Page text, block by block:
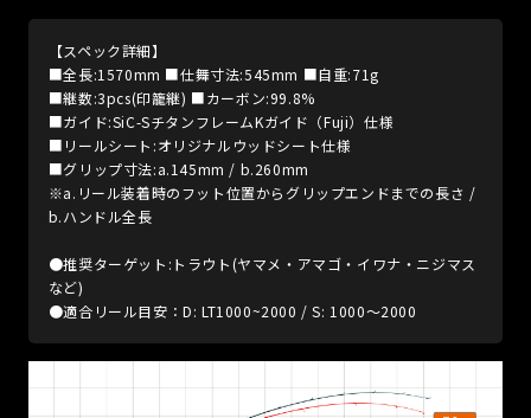
【スペック詳細】
■全長:1570mm ■仕舞寸法:545mm ■自重:71g
■継数:3pcs(印籠継) ■カーボン:99.8%
■ガイド:SiC-SチタンフレームKガイド（Fuji）仕様
■リールシート:オリジナルウッドシート仕様
■グリップ寸法:a.145mm / b.260mm
※a.リール装着時のフット位置からグリップエンドまでの長さ /
b.ハンドル全長
●推奨ターゲット:トラウト(ヤマメ・アマゴ・イワナ・ニジマス
など)
●適合リール目安：D: LT1000~2000 / S: 1000～2000